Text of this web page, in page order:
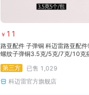
￥ 11
路亚配件 子弹铜 科迈雷路亚配件
螺纹子弹铜3.5克/5克/7克/10克
第三方
已售 1,029
科迈雷官方旗舰店